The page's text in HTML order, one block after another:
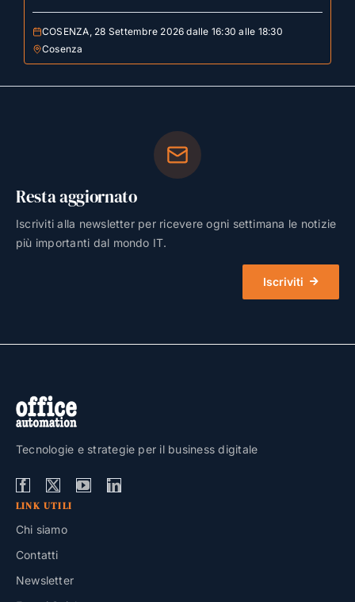
COSENZA, 28 Settembre 2026 dalle 16:30 alle 18:30
Cosenza
Resta aggiornato
Iscriviti alla newsletter per ricevere ogni settimana le notizie
più importanti dal mondo IT.
Iscriviti
Tecnologie e strategie per il business digitale
LINK UTILI
Chi siamo
Contatti
Newsletter